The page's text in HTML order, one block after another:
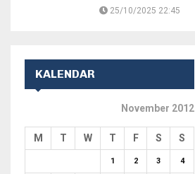
25/10/2025 22:45
KALENDAR
November 2012
M T W T F S S
1 2 3 4